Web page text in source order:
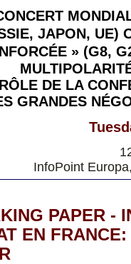
JAPON, UE)
» (G8,
DE LA
GRANDES
InfoPoint
PAPER -
EN